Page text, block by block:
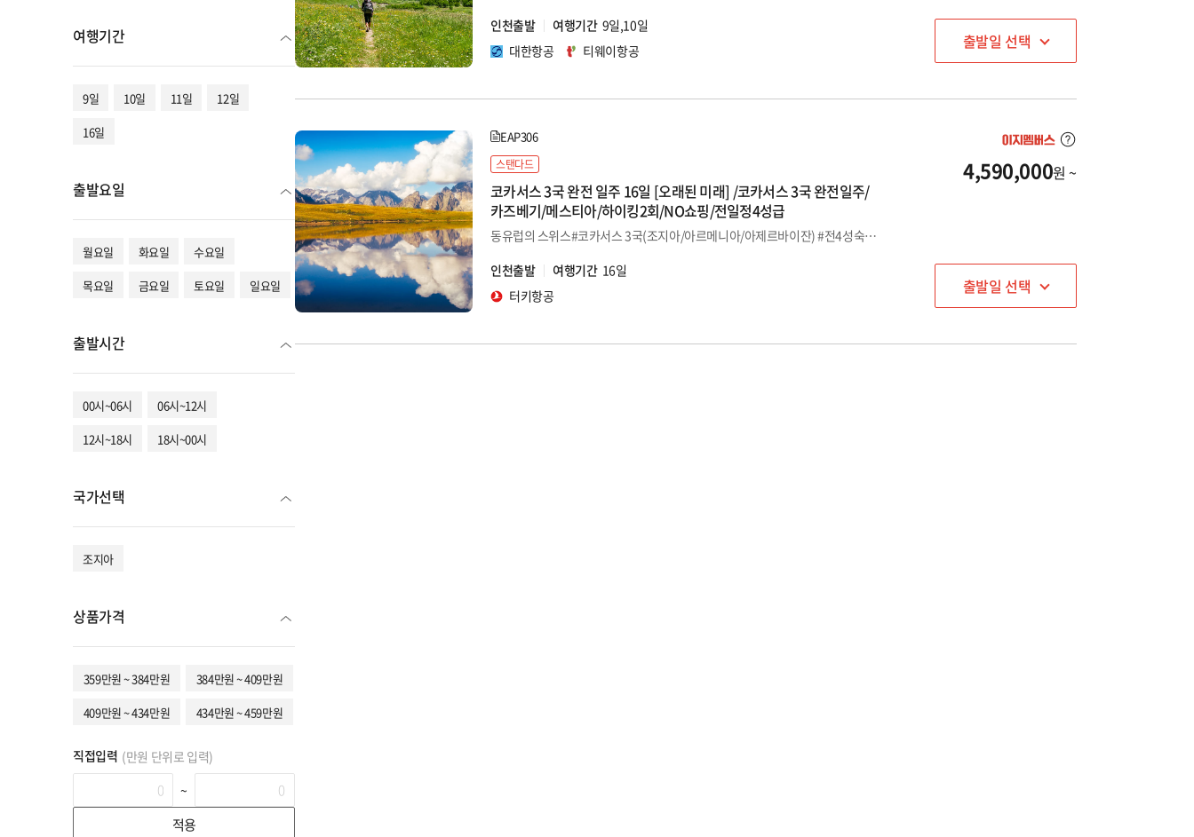
여행기간
9일 10일 11일
12일
16일
출발요일
월요일 화요일
수요일
목요일
금요일 토요일 일요일
출발시간
00시~06시
06시~12시
12시~18시
18시~00시
국가선택
조지아
상품가격
359만원 ~ 384만원
384만원 ~ 409만원
409만원 ~ 434만원
434만원 ~ 459만원
직접입력 (만원 단위로 입력)
~
적용
인천출발
여행기간 9일,10일
대한항공
티웨이항공 출발일 선택
EAP306
스탠다드
코카서스 3국 완전 일주 16일 [오래된 미래] /코카서스 3국 완전일주/
카즈베기/메스티아/하이킹2회/NO쇼핑/전일정4성급
동유럽의 스위스#코카서스 3국(조지아/아르메니아/아제르바이잔) #전4성숙박#2대도시(트빌리시, 예레반) 자유시간포함#잘먹고#잘자고#잘여행하는 힐링여행# 오랜 신화와 다양한 문화, 맛있는 먹거리까지 두루 갖춘 매혹적인 여행지입니다. #8000년 와인 역사, 압도적인 자연 풍경을 가지고 있는 살고 싶은 나라 "조지아" #노아의 방주가 멈춰다는 설과 세계에서 가장 오래된 도시 중 하나가 있는 예레반이 있는 "아르메니아" #제2의 두바이를 꿈꾸는 불의 나라 "아제르바이잔"
인천출발
여행기간 16일
터키항공
4,590,000원 ~
출발일 선택